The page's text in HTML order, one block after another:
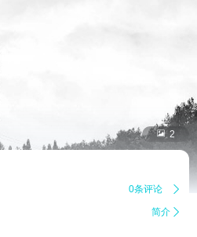
 2
0条评论 
简介 